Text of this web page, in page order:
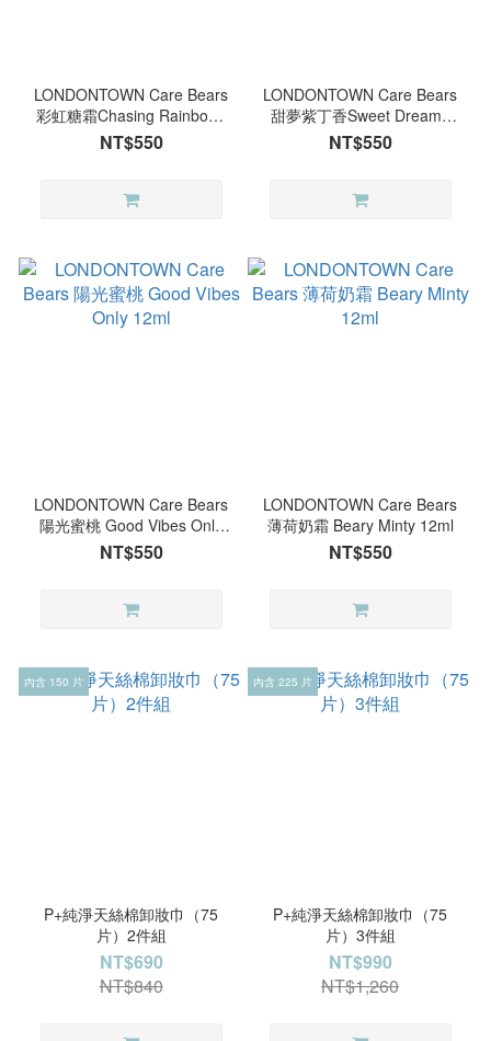
LONDONTOWN Care Bears
彩虹糖霜Chasing Rainbows
12ml
NT$550
LONDONTOWN Care Bears
甜夢紫丁香Sweet Dreams
12ml
NT$550
LONDONTOWN Care Bears
陽光蜜桃 Good Vibes Only
12ml
NT$550
LONDONTOWN Care Bears
薄荷奶霜 Beary Minty 12ml
NT$550
內含 150 片
P+純淨天絲棉卸妝巾（75
片）2件組
NT$690
NT$840
內含 225 片
P+純淨天絲棉卸妝巾（75
片）3件組
NT$990
NT$1,260